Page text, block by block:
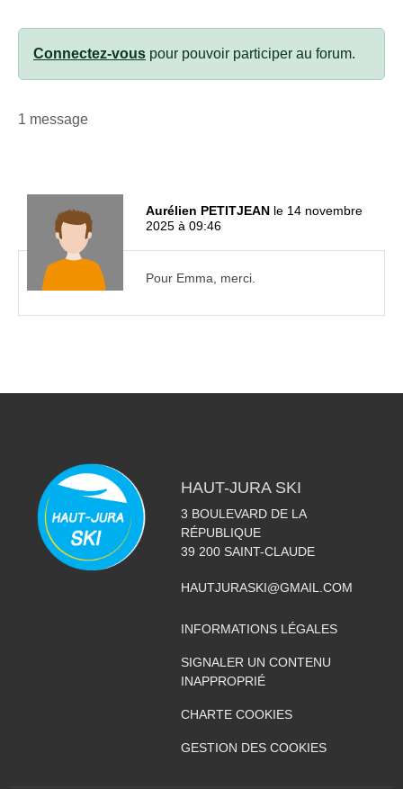
Connectez-vous pour pouvoir participer au forum.
1 message
Aurélien PETITJEAN le 14 novembre
2025 à 09:46
Pour Emma, merci.
HAUT-JURA SKI
3 BOULEVARD DE LA
RÉPUBLIQUE
39 200 SAINT-CLAUDE
HAUTJURASKI@GMAIL.COM
INFORMATIONS LÉGALES
SIGNALER UN CONTENU
INAPPROPRIÉ
CHARTE COOKIES
GESTION DES COOKIES